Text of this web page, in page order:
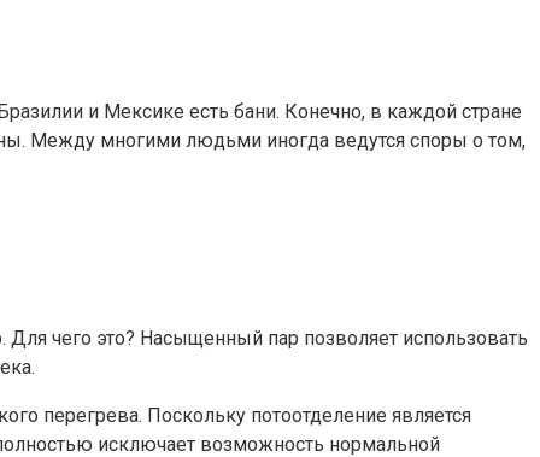
и Мексике есть бани. Конечно, в каждой стране
Между многими людьми иногда ведутся споры о том,
чего это? Насыщенный пар позволяет использовать
перегрева. Поскольку потоотделение является
исключает возможность нормальной